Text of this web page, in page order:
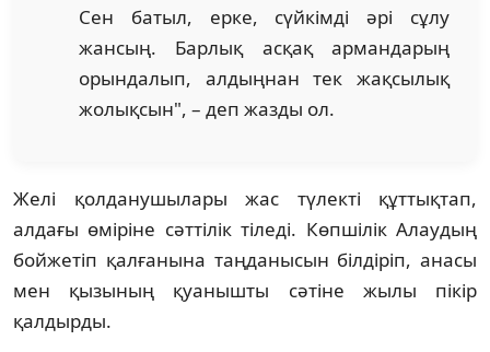
Сен батыл, ерке, сүйкімді әрі сұлу
жансың. Барлық асқақ армандарың
орындалып, алдыңнан тек жақсылық
жолықсын", – деп жазды ол.
Желі қолданушылары жас түлекті құттықтап,
алдағы өміріне сәттілік тіледі. Көпшілік Алаудың
бойжетіп қалғанына таңданысын білдіріп, анасы
мен қызының қуанышты сәтіне жылы пікір
қалдырды.